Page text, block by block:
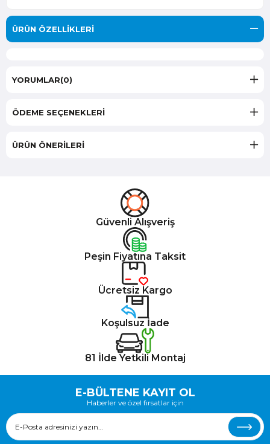
ÜRÜN ÖZELLIKLERI
YORUMLAR(0)
ÖDEME SEÇENEKLERI
ÜRÜN ÖNERILERI
Güvenli Alışveriş
Peşin Fiyatına Taksit
Ücretsiz Kargo
Koşulsuz İade
81 İlde Yetkili Montaj
E-BÜLTENE KAYIT OL
Haberler ve özel fırsatlar için